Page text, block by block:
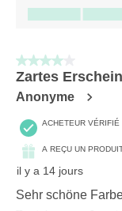
Rapport qualité-
4 sur 5 étoiles.
Zartes
Anonyme
ACHETEUR VÉRIFIÉ
A REÇU UN
il y a 14 jours
Sehr schöne